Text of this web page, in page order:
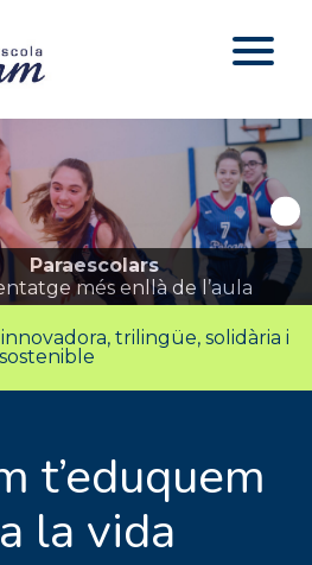
més enllà de l’aula
trilingüe, solidària i
sostenible
t’eduquem
la vida